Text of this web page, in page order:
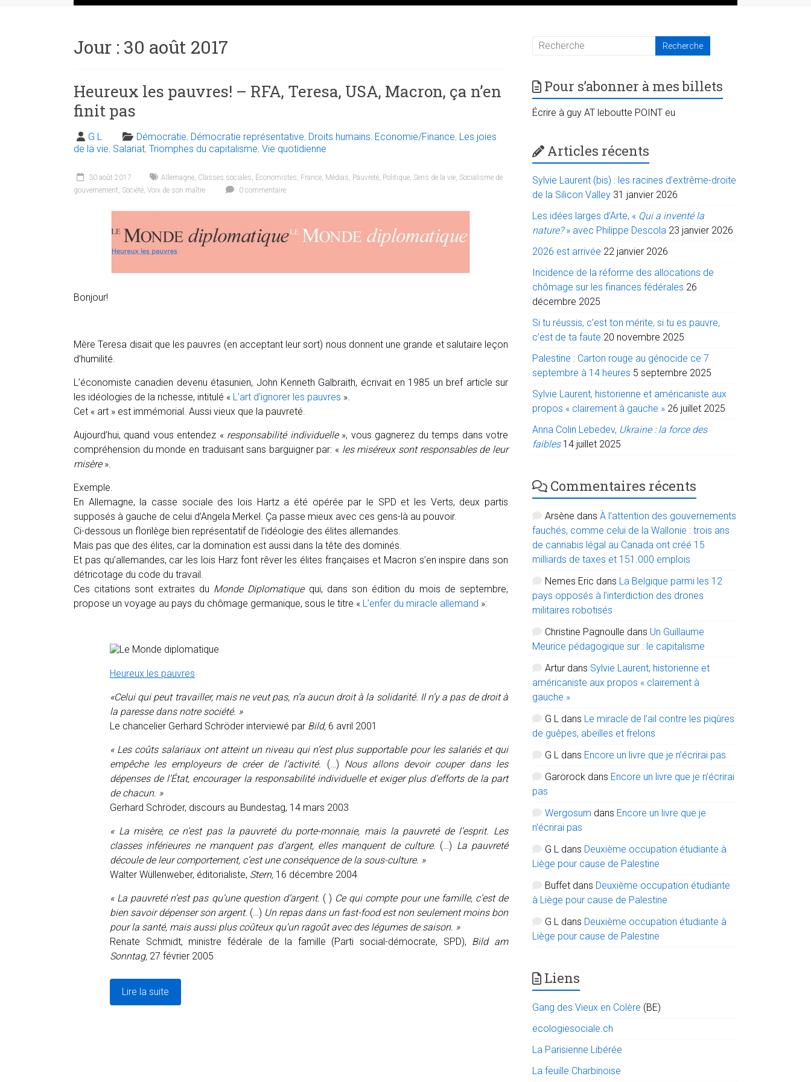
Jour : 30 août 2017
Heureux les pauvres! – RFA, Teresa, USA, Macron, ça n’en
finit pas
G L Démocratie, Démocratie représentative, Droits humains, Economie/Finance, Les joies
de la vie, Salariat, Triomphes du capitalisme, Vie quotidienne
30 août 2017 Allemagne Classes sociales Économistes France Médias Pauvreté Politique Sens de la vie Socialisme de
gouvernement Société Voix de son maître 0 commentaire
Bonjour!
Mère Teresa disait que les pauvres (en acceptant leur sort) nous donnent une grande et salutaire leçon
d’humilité.
L’économiste canadien devenu étasunien, John Kenneth Galbraith, écrivait en 1985 un bref article sur
les idéologies de la richesse, intitulé « L’art d’ignorer les pauvres ».
Cet « art » est immémorial. Aussi vieux que la pauvreté.
Aujourd’hui, quand vous entendez « responsabilité individuelle», vous gagnerez du temps dans votre
compréhension du monde en traduisant sans barguigner par: « les miséreux sont responsables de leur
misère».
Exemple.
En Allemagne, la casse sociale des lois Hartz a été opérée par le SPD et les Verts, deux partis
supposés à gauche de celui d’Angela Merkel. Ça passe mieux avec ces gens-là au pouvoir.
Ci-dessous un florilège bien représentatif de l’idéologie des élites allemandes.
Mais pas que des élites, car la domination est aussi dans la tête des dominés.
Et pas qu’allemandes, car les lois Harz font rêver les élites françaises et Macron s’en inspire dans son
détricotage du code du travail.
Ces citations sont extraites du Monde Diplomatiquequi, dans son édition du mois de septembre,
propose un voyage au pays du chômage germanique, sous le titre « L’enfer du miracle allemand »:
Heureux les pauvres
«Celuiqui peut travailler, mais ne veut pas, n’a aucun droit à la solidarité. Il n’y a pas de droit à
la paresse dans notre société. »
Le chancelier Gerhard Schröder interviewé par Bild, 6 avril 2001
«Les coûts salariaux ont atteint un niveau qui n’est plus supportable pour les salariés et qui
empêche les employeurs de créer de l’activité.
(…) Nous allons devoir couper dans les
dépenses de l’État, encourager la responsabilité individuelle et exiger plus d’efforts de la part
de chacun. »
Gerhard Schröder, discours au Bundestag, 14 mars 2003
«La misère, ce n’est pas la pauvreté du porte-monnaie, mais la pauvreté de l’esprit. Les
classes inférieures ne manquent pas d’argent, elles manquent de culture. (…) La pauvreté
découle de leur comportement, c’est une conséquence de la sous-culture. »
Walter Wüllenweber, éditorialiste, Stern, 16 décembre 2004
«La pauvreté n’est pas qu’une question d’argent. ( ) Ce qui compte pour une famille, c’est de
bien savoir dépenser son argent. (…) Un repas dans un fast-food est non seulement moins bon
pour la santé, mais aussi plus coûteux qu’un ragoût avec des légumes de saison. »
Renate Schmidt, ministre fédérale de la famille (Parti social-démocrate, SPD), Bild am
Sonntag, 27 février 2005
Lire la suite
Pour s’abonner à mes billets
Écrire à guy AT leboutte POINT eu
Articles récents
Sylvie Laurent (bis) : les racines d’extrême-droite
de la Silicon Valley 31 janvier 2026
Les idées larges d’Arte, « Qui a inventé la
nature?» avec Philippe Descola 23 janvier 2026
2026 est arrivée 22 janvier 2026
Incidence de la réforme des allocations de
chômage sur les finances fédérales 26
décembre 2025
Si tu réussis, c’est ton mérite, si tu es pauvre,
c’est de ta faute 20 novembre 2025
Palestine : Carton rouge au génocide ce 7
septembre à 14 heures 5 septembre 2025
Sylvie Laurent, historienne et américaniste aux
propos « clairement à gauche » 26 juillet 2025
Anna Colin Lebedev, Ukraine : la force des
faibles 14 juillet 2025
Commentaires récents
Arsène dansÀ l’attention des gouvernements
fauchés, comme celui de la Wallonie : trois ans
de cannabis légal au Canada ont créé 15
milliards de taxes et 151.000 emplois
Nemes Eric dans La Belgique parmi les 12
pays opposés à l’interdiction des drones
militaires robotisés
Christine Pagnoulle dans Un Guillaume
Meurice pédagogique sur : le capitalisme
Artur dans Sylvie Laurent, historienne et
américaniste aux propos « clairement à
gauche »
G L dans Le miracle de l’ail contre les piqûres
de guêpes, abeilles et frelons
G L dans Encore un livre que je n’écrirai pas
Garorock dans Encore un livre que je n’écrirai
pas
Wergosum dans Encore un livre que je
n’écrirai pas
G L dans Deuxième occupation étudiante à
Liège pour cause de Palestine
Buffet dans Deuxième occupation étudiante
à Liège pour cause de Palestine
G L dans Deuxième occupation étudiante à
Liège pour cause de Palestine
Liens
Gang des Vieux en Colère (BE)
ecologiesociale.ch
La Parisienne Libérée
La feuille Charbinoise